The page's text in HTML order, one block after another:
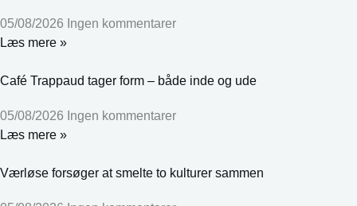
05/08/2026 Ingen kommentarer
Læs mere »
Café Trappaud tager form – både inde og ude
05/08/2026 Ingen kommentarer
Læs mere »
Værløse forsøger at smelte to kulturer sammen